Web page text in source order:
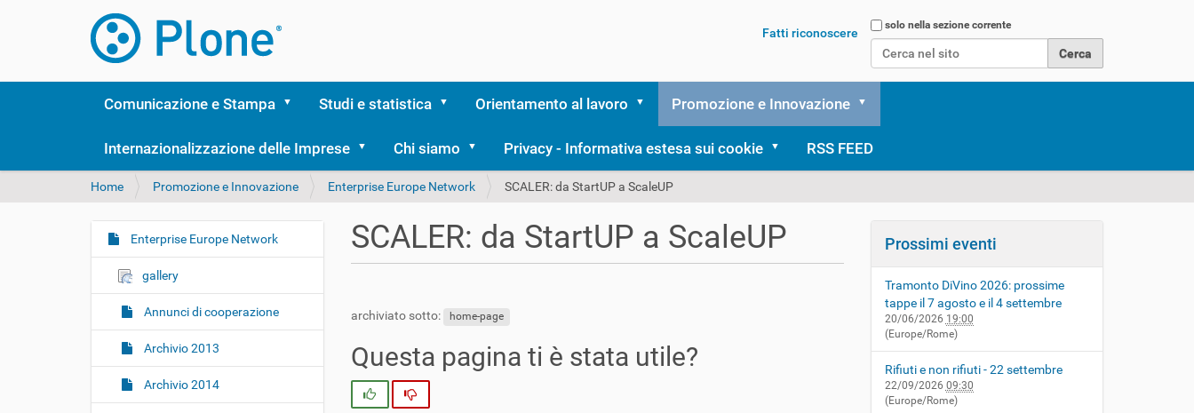
Cerca nel sito
solo nella sezione corrente
Fatti riconoscere
Comunicazione e Stampa Studi e statistica Orientamento al lavoro Promozione e Innovazione
Internazionalizzazione delle Imprese Chi siamo Privacy - Informativa estesa sui cookie RSS FEED
T
s
i
u
:
Home Promozione e Innovazione Enterprise Europe Network SCALER: da StartUP a ScaleUP
SCALER: da StartUP a ScaleUP
archiviato sotto: home-page
Questa pagina ti è stata utile?
Si
N
g
i
Enterprise Europe Network
gallery
Annunci di cooperazione
Archivio 2013
Archivio 2014
Prossimi eventi
Tramonto DiVino 2026: prossime
tappe il 7 agosto e il 4 settembre
20/06/2026 19:00
(Europe/Rome)
Rifiuti e non rifiuti - 22 settembre
22/09/2026 09:30
(Europe/Rome)